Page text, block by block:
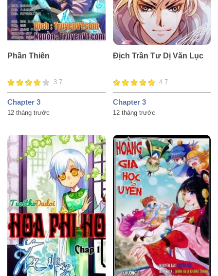
Phần Thiên
3.7
Chapter 3
12 tháng trước
Địch Trần Tư Dị Văn Lục
4.7
Chapter 3
12 tháng trước